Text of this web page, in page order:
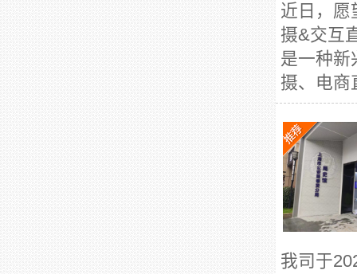
近日，愿
摄&交互
是一种新
摄、电商
我司于